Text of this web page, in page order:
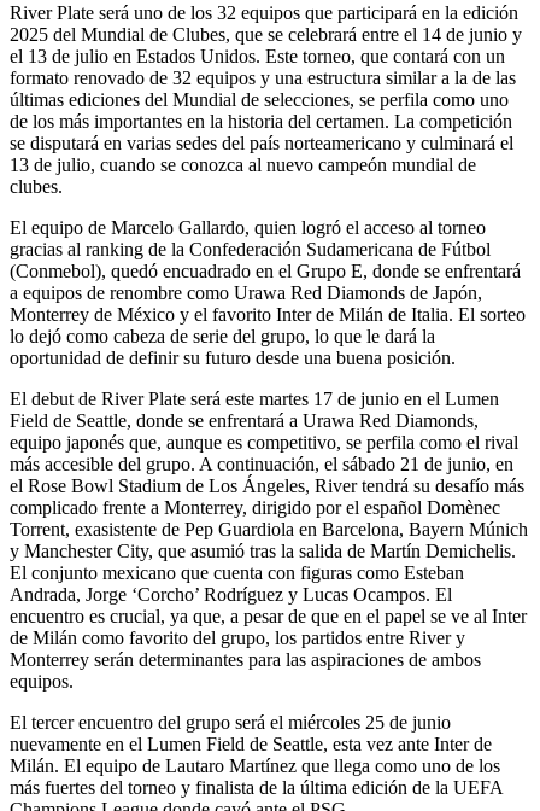
River Plate será uno de los 32 equipos que participará en la edición
2025 del Mundial de Clubes, que se celebrará entre el 14 de junio y
el 13 de julio en Estados Unidos. Este torneo, que contará con un
formato renovado de 32 equipos y una estructura similar a la de las
últimas ediciones del Mundial de selecciones, se perfila como uno
de los más importantes en la historia del certamen. La competición
se disputará en varias sedes del país norteamericano y culminará el
13 de julio, cuando se conozca al nuevo campeón mundial de
clubes.
El equipo de Marcelo Gallardo, quien logró el acceso al torneo
gracias al ranking de la Confederación Sudamericana de Fútbol
(Conmebol), quedó encuadrado en el Grupo E, donde se enfrentará
a equipos de renombre como Urawa Red Diamonds de Japón,
Monterrey de México y el favorito Inter de Milán de Italia. El sorteo
lo dejó como cabeza de serie del grupo, lo que le dará la
oportunidad de definir su futuro desde una buena posición.
El debut de River Plate será este martes 17 de junio en el Lumen
Field de Seattle, donde se enfrentará a Urawa Red Diamonds,
equipo japonés que, aunque es competitivo, se perfila como el rival
más accesible del grupo. A continuación, el sábado 21 de junio, en
el Rose Bowl Stadium de Los Ángeles, River tendrá su desafío más
complicado frente a Monterrey, dirigido por el español Domènec
Torrent, exasistente de Pep Guardiola en Barcelona, Bayern Múnich
y Manchester City, que asumió tras la salida de Martín Demichelis.
El conjunto mexicano que cuenta con figuras como Esteban
Andrada, Jorge ‘Corcho’ Rodríguez y Lucas Ocampos. El
encuentro es crucial, ya que, a pesar de que en el papel se ve al Inter
de Milán como favorito del grupo, los partidos entre River y
Monterrey serán determinantes para las aspiraciones de ambos
equipos.
El tercer encuentro del grupo será el miércoles 25 de junio
nuevamente en el Lumen Field de Seattle, esta vez ante Inter de
Milán. El equipo de Lautaro Martínez que llega como uno de los
más fuertes del torneo y finalista de la última edición de la UEFA